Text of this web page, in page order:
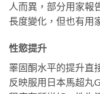
人而異，部分用家報
長度變化，但也有用
性慾提升
睪固酮水平的提升直
反映服用日本馬超丸